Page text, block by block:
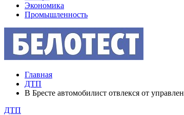
Экономика
Промышленность
Главная
ДТП
В Бресте автомобилист отвлекся от
ДТП